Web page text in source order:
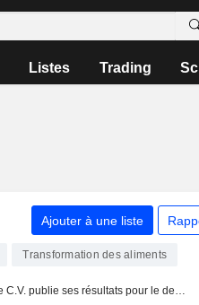
Listes Trading
Ajouter à une liste
Transformation des aliments
Grupo Herdez, S.A.B. de C.V. publie ses résultats pour le deuxième trimestre et le premier semestre clos le 30 juin 2026